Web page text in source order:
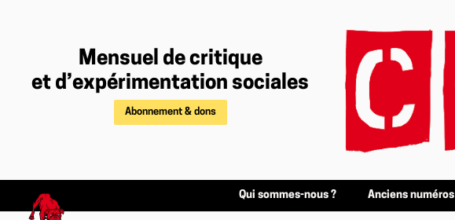
Mensuel de critique
et d’expérimentation sociales
Abonnement & dons
Qui sommes-nous ? Anciens numéros